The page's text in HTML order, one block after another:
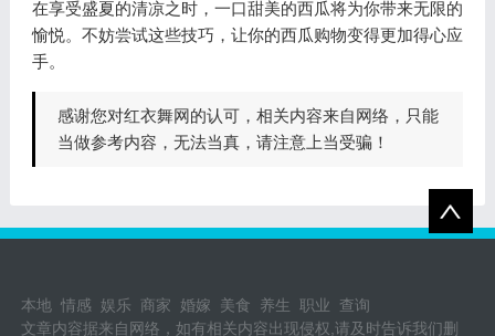
在享受盛夏的清凉之时，一口甜美的西瓜将为你带来无限的
愉悦。不妨尝试这些技巧，让你的西瓜购物变得更加得心应
手。
感谢您对红衣舞网的认可，相关内容来自网络，只能
当做参考内容，无法当真，请注意上当受骗！
本地 情感 娱乐 商家 婚嫁 美食 养生 职业
查询
文章内容据来自网络，如有相关内容出现侵权,请及时告诉我们删